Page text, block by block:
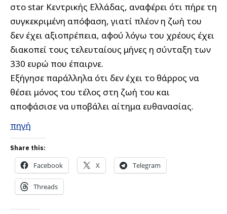
στο star Κεντρικής Ελλάδας, αναφέρει ότι πήρε τη
συγκεκριμένη απόφαση, γιατί πλέον η ζωή του
δεν έχει αξιοπρέπεια, αφού λόγω του χρέους έχει
διακοπεί τους τελευταίους μήνες η σύνταξη των
330 ευρώ που έπαιρνε.
Εξήγησε παράλληλα ότι δεν έχει το θάρρος να
θέσει μόνος του τέλος στη ζωή του και
αποφάσισε να υποβάλει αίτημα ευθανασίας.
πηγή
Share this:
Facebook X Telegram
Threads